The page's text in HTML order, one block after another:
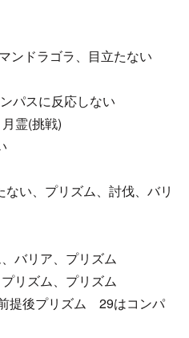
ドラゴラ、目立たない
スに反応しない
霊(挑戦)
い、プリズム、討伐、バリ
バリア、プリズム
リズム、プリズム
後プリズム 29はコンパ